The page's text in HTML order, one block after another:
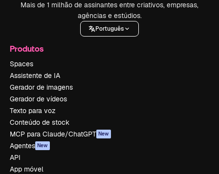
Mais de 1 milhão de assinantes entre criativos, empresas,
agências e estúdios.
Português
Produtos
Spaces
Assistente de IA
Gerador de imagens
Gerador de vídeos
Texto para voz
Conteúdo de stock
MCP para Claude/ChatGPT New
Agentes New
API
App móvel